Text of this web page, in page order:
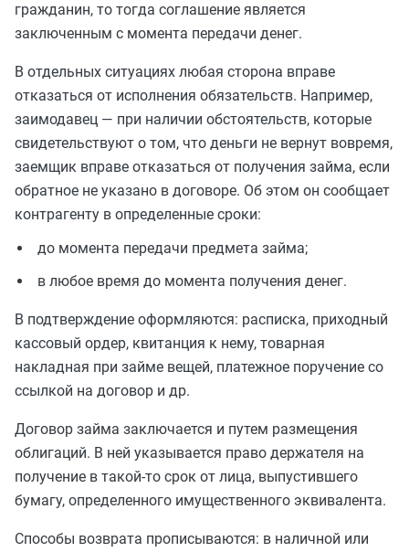
гражданин, то тогда соглашение является
заключенным с момента передачи денег.
В отдельных ситуациях любая сторона вправе
отказаться от исполнения обязательств. Например,
заимодавец — при наличии обстоятельств, которые
свидетельствуют о том, что деньги не вернут вовремя,
заемщик вправе отказаться от получения займа, если
обратное не указано в договоре. Об этом он сообщает
контрагенту в определенные сроки:
до момента передачи предмета займа;
в любое время до момента получения денег.
В подтверждение оформляются: расписка, приходный
кассовый ордер, квитанция к нему, товарная
накладная при займе вещей, платежное поручение со
ссылкой на договор и др.
Договор займа заключается и путем размещения
облигаций. В ней указывается право держателя на
получение в такой-то срок от лица, выпустившего
бумагу, определенного имущественного эквивалента.
Способы возврата прописываются: в наличной или